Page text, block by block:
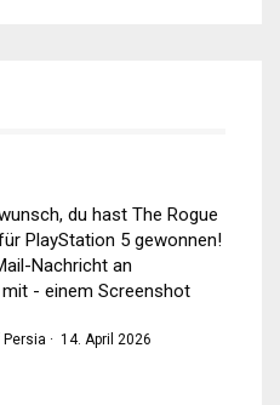
du hast The Rogue
PlayStation 5 gewonnen!
Nachricht an
- einem Screenshot
· 14. April 2026